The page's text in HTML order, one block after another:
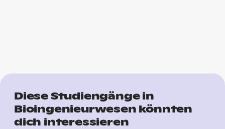
Diese Studiengänge in
Bioingenieurwesen könnten
dich interessieren